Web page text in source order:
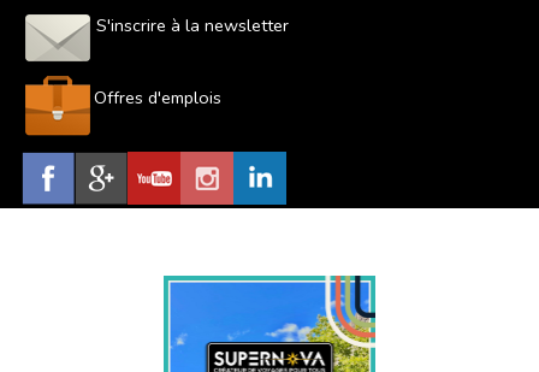
S'inscrire à la newsletter
Offres d'emplois